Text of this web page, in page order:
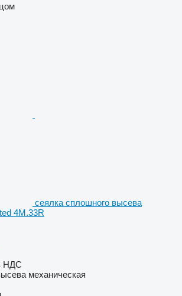
сеялка сплошного высева
4M.33R
НДС
механическая